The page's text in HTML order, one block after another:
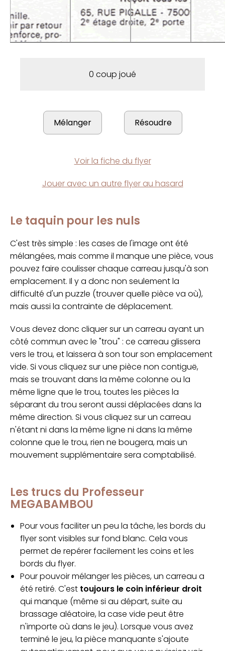
0 coup joué
Voir la fiche du flyer
Jouer avec un autre flyer au hasard
Le taquin pour les nuls
C'est très simple : les cases de l'image ont été
mélangées, mais comme il manque une pièce, vous
pouvez faire coulisser chaque carreau jusqu'à son
emplacement. Il y a donc non seulement la
difficulté d'un puzzle (trouver quelle pièce va où),
mais aussi la contrainte de déplacement.
Vous devez donc cliquer sur un carreau ayant un
côté commun avec le "trou" : ce carreau glissera
vers le trou, et laissera à son tour son emplacement
vide. Si vous cliquez sur une pièce non contiguë,
mais se trouvant dans la même colonne ou la
même ligne que le trou, toutes les pièces la
séparant du trou seront aussi déplacées dans la
même direction. Si vous cliquez sur un carreau
n'étant ni dans la même ligne ni dans la même
colonne que le trou, rien ne bougera, mais un
mouvement supplémentaire sera comptabilisé.
Les trucs du Professeur
MEGABAMBOU
Pour vous faciliter un peu la tâche, les bords du
flyer sont visibles sur fond blanc. Cela vous
permet de repérer facilement les coins et les
bords du flyer.
Pour pouvoir mélanger les pièces, un carreau a
été retiré. C'est toujours le coin inférieur droit
qui manque (même si au départ, suite au
brassage aléatoire, la case vide peut être
n'importe où dans le jeu). Lorsque vous avez
terminé le jeu, la pièce manquante s'ajoute